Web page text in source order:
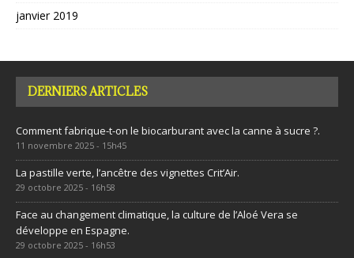
janvier 2019
DERNIERS ARTICLES
Comment fabrique-t-on le biocarburant avec la canne à sucre ?.
11 novembre 2025 - 15h45
La pastille verte, l’ancêtre des vignettes Crit’Air.
29 octobre 2025 - 16h58
Face au changement climatique, la culture de l’Aloé Vera se
développe en Espagne.
29 octobre 2025 - 16h53